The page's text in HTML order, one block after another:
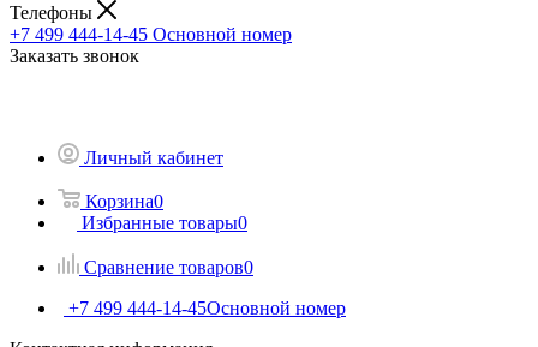
Телефоны
+7 499 444-14-45 Основной номер
Заказать звонок
Личный кабинет
Корзина0
Избранные товары0
Сравнение товаров0
+7 499 444-14-45Основной номер